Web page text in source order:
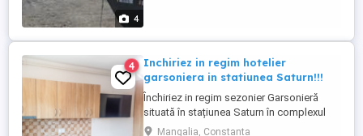
4
4
Inchiriez in regim hotelier
garsoniera in statiunea Saturn!!!
Închiriez in regim sezonier Garsonieră
situată în stațiunea Saturn în complexul
rezidențial Sunrise Resindence.
Mangalia, Constanta